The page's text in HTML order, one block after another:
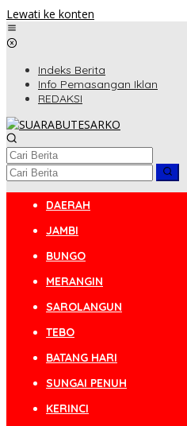
Lewati ke konten
Indeks Berita
Info Pemasangan Iklan
REDAKSI
DAERAH
JAMBI
BUNGO
MERANGIN
SAROLANGUN
TEBO
BATANG HARI
SUNGAI PENUH
KERINCI